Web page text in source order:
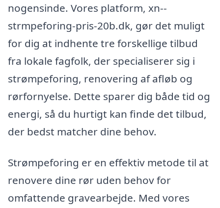
nogensinde. Vores platform, xn--
strmpeforing-pris-20b.dk, gør det muligt
for dig at indhente tre forskellige tilbud
fra lokale fagfolk, der specialiserer sig i
strømpeforing, renovering af afløb og
rørfornyelse. Dette sparer dig både tid og
energi, så du hurtigt kan finde det tilbud,
der bedst matcher dine behov.
Strømpeforing er en effektiv metode til at
renovere dine rør uden behov for
omfattende gravearbejde. Med vores